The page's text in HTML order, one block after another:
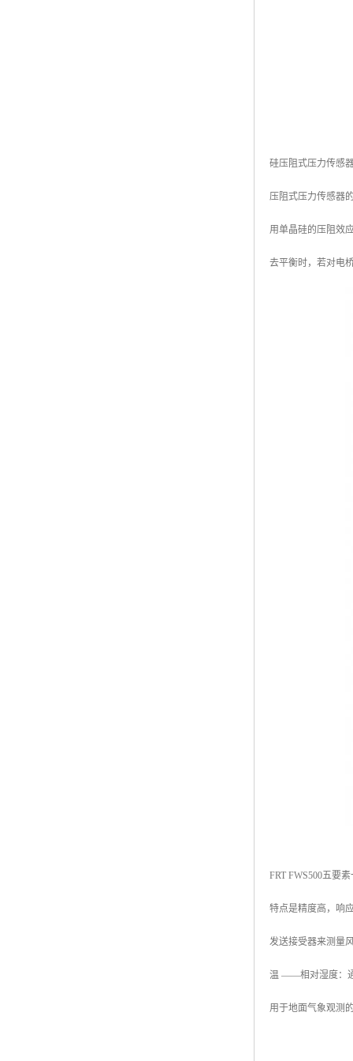
硅压阻式压力传感
压阻式压力传感器
用单晶硅的压阻效
去平衡时，若对电
FRT FWS500五要
特点是精度高，响
发送接受器来测量
温 ——相对湿度：
用于地面气象观测